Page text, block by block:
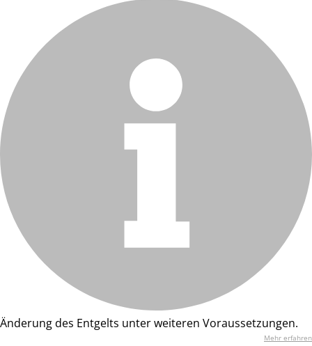
Änderung des Entgelts unter weiteren Voraussetzungen.
Mehr erfahren